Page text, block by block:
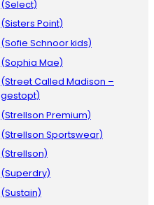
(Select)
(Sisters Point)
(Sofie Schnoor kids)
(Sophia Mae)
(Street Called Madison –
gestopt)
(Strellson Premium)
(Strellson Sportswear)
(Strellson)
(Superdry)
(Sustain)